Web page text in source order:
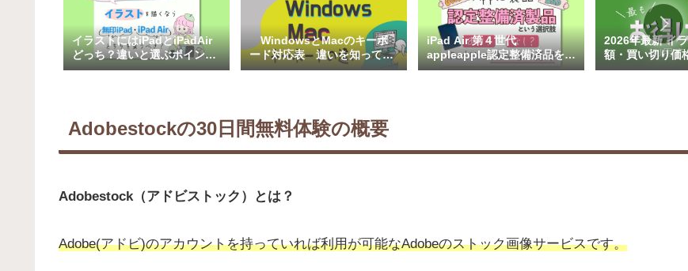
イラストにはiPadとiPadAir
どっち？違いと選ぶポイント
を解説
WindowsとMacのキーボ
ード対応表 違いを知って効
率UP
iPad Air 第４世代
appleapple認定整備済品を購
入して気づいたこと。実際の
2026年最新 イラ
額・買い切り価
入方法
Adobestockの30日間無料体験の概要
Adobestock（アドビストック）とは？
Adobe(アドビ)のアカウントを持っていれば利用が可能なAdobeのストック画像サービスです。